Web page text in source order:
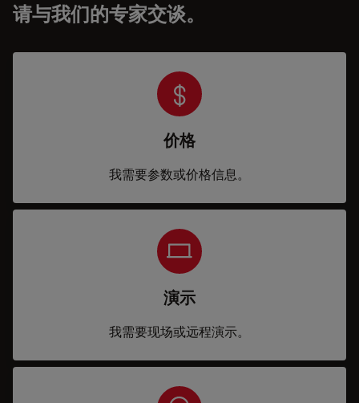
请与我们的专家交谈。
价格
我需要参数或价格信息。
演示
我需要现场或远程演示。